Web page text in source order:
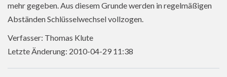
mehr gegeben. Aus diesem Grunde werden in regelmäßigen
Abständen Schlüsselwechsel vollzogen.
Verfasser: Thomas Klute
Letzte Änderung: 2010-04-29 11:38